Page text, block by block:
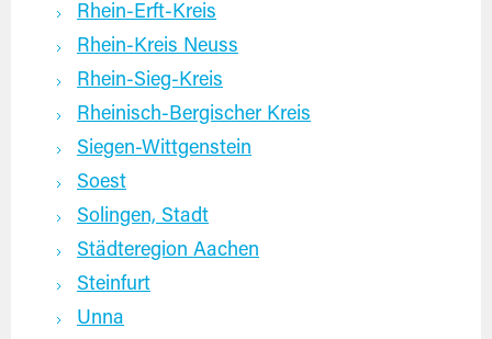
Rhein-Erft-Kreis
Rhein-Kreis Neuss
Rhein-Sieg-Kreis
Rheinisch-Bergischer Kreis
Siegen-Wittgenstein
Soest
Solingen, Stadt
Städteregion Aachen
Steinfurt
Unna